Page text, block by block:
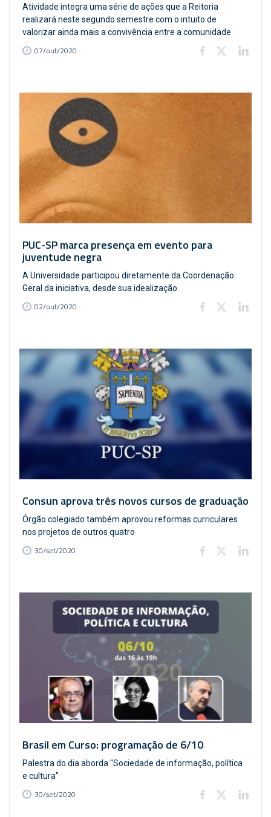
Atividade integra uma série de ações que a Reitoria
realizará neste segundo semestre com o intuito de
valorizar ainda mais a convivência entre a comunidade
07/out/2020
PUC-SP marca presença em evento para
juventude negra
A Universidade participou diretamente da Coordenação
Geral da iniciativa, desde sua idealização.
02/out/2020
Consun aprova três novos cursos de graduação
Órgão colegiado também aprovou reformas curriculares
nos projetos de outros quatro
30/set/2020
Brasil em Curso: programação de 6/10
Palestra do dia aborda "Sociedade de informação, política
e cultura"
30/set/2020